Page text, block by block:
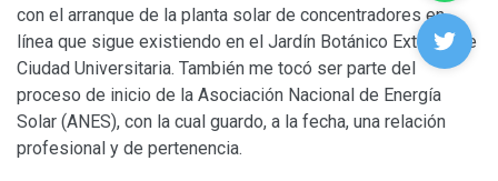
con el arranque de la planta solar de concentradores en
línea que sigue existiendo en el Jardín Botánico Exterior de
Ciudad Universitaria. También me tocó ser parte del
proceso de inicio de la Asociación Nacional de Energía
Solar (ANES), con la cual guardo, a la fecha, una relación
profesional y de pertenencia.